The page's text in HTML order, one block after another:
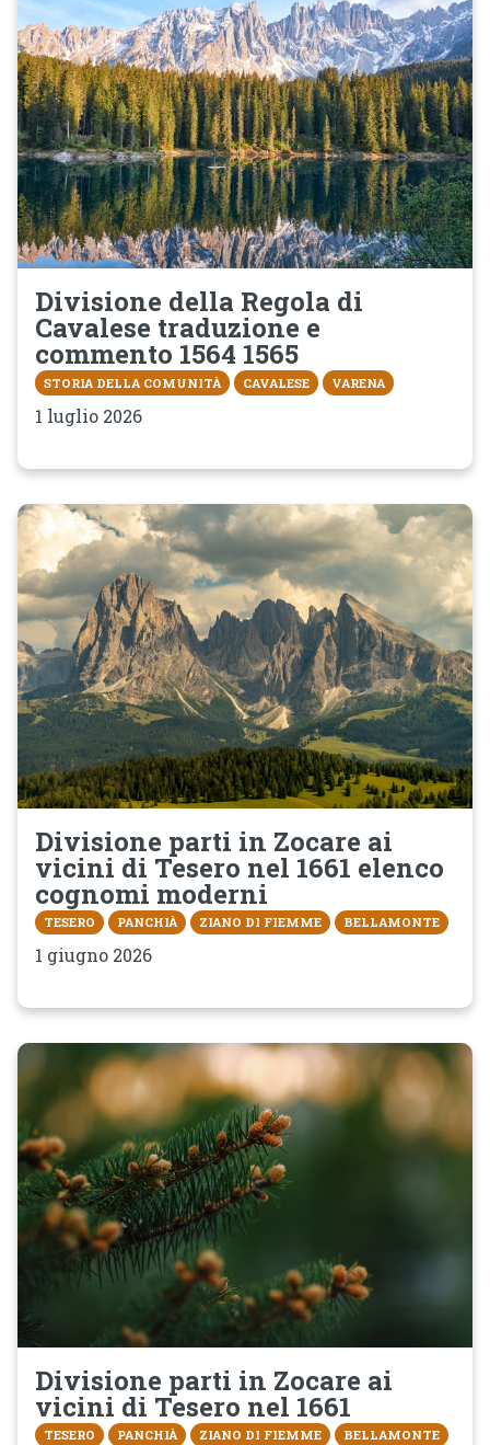
Divisione della Regola di
Cavalese traduzione e
commento 1564 1565
STORIA DELLA COMUNITÀ CAVALESE VARENA
1 luglio 2026
Divisione parti in Zocare ai
vicini di Tesero nel 1661 elenco
cognomi moderni
TESERO PANCHIÀ ZIANO DI FIEMME BELLAMONTE
1 giugno 2026
Divisione parti in Zocare ai
vicini di Tesero nel 1661
TESERO PANCHIÀ ZIANO DI FIEMME BELLAMONTE